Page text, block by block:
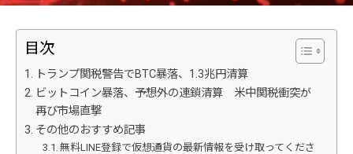
目次
トランプ関税警告でBTC暴落、1.3兆円清算
ビットコイン暴落、予想外の連鎖清算 米中関税衝突が
再び市場直撃
その他のおすすめ記事
無料LINE登録で仮想通貨の最新情報を受け取ってくださ